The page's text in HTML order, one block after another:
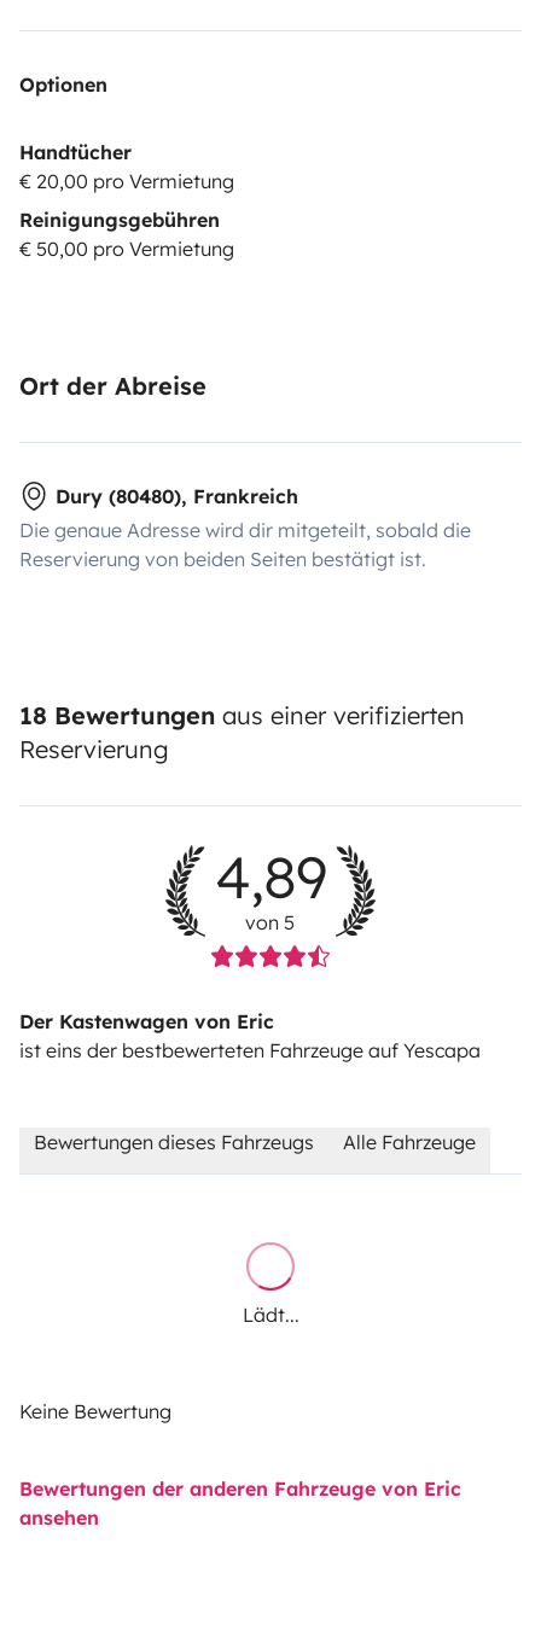
Optionen
Handtücher
€ 20,00 pro Vermietung
Reinigungsgebühren
€ 50,00 pro Vermietung
Ort der Abreise
Dury (80480), Frankreich
Die genaue Adresse wird dir mitgeteilt, sobald die
Reservierung von beiden Seiten bestätigt ist.
18 Bewertungen aus einer verifizierten
Reservierung
4,89
von 5
Der Kastenwagen von Eric
ist eins der bestbewerteten Fahrzeuge auf Yescapa
Bewertungen dieses Fahrzeugs Alle Fahrzeuge
Lädt...
Keine Bewertung
Bewertungen der anderen Fahrzeuge von Eric
ansehen